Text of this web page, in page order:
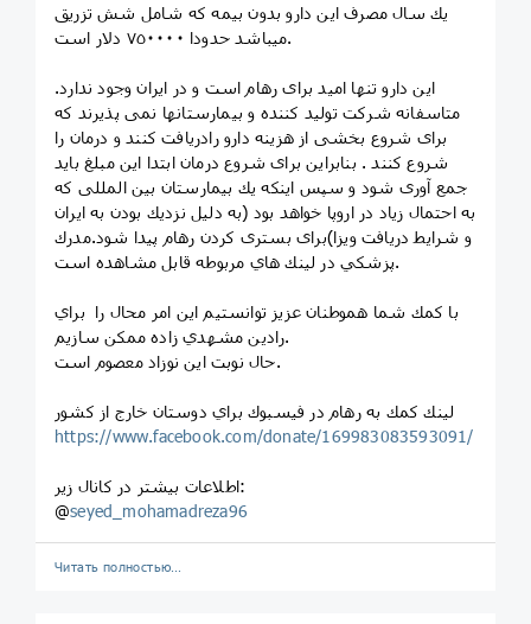
يك سال مصرف اين دارو بدون بيمه كه شامل شش تزريق
ميباشد حدودا ٧٥٠٠٠٠ دلار است.
متاسفانه شركت توليد كننده و بيمارستانها نمى پذيرند كه
براى شروع بخشى از هزينه دارو رادريافت كنند و درمان را
شروع كنند . بنابراين براى شروع درمان ابتدا اين مبلغ بايد
جمع آورى شود و سپس اينكه يك بيمارستان بين المللى كه
به احتمال زياد در اروپا خواهد بود (به دليل نزديك بودن به ايران
و شرايط دريافت ويزا)براى بسترى كردن رهام پيدا شود.مدرك
پزشكي در لينك هاي مربوطه قابل مشاهده است.
رادين مشهدي زاده ممكن سازيم.
‎حال نوبت اين نوزاد معصوم است.
لينك كمك به رهام در فيسبوك براي دوستان خارج از كشور
https://www.facebook.com/donate/169983083593091/
اطلاعات بیشتر در کانال زیر:
@seyed_mohamadreza96
Читать полностью…